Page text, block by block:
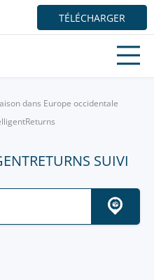
TÉLÉCHARGER
dans Europe occidentale
SUIVI